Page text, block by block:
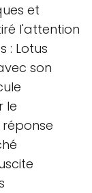
et
l'attention
: Lotus
son
le